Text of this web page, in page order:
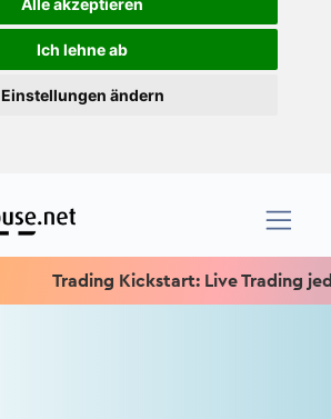
Alle akzeptieren
Ich lehne ab
Einstellungen ändern
Trading Kickstart: Live Trading